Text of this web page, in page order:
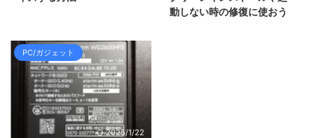
動しない時の修復に使おう
PC/ガジェット
2025/1/22